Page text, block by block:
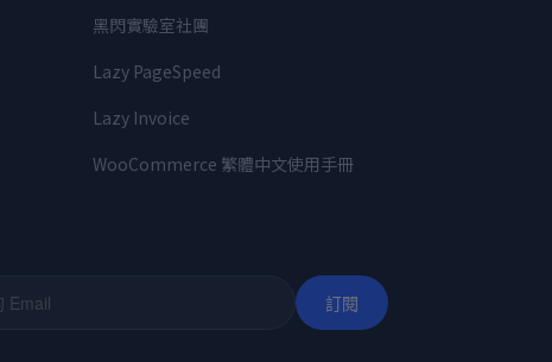
黑閃實驗室社團
Lazy PageSpeed
Lazy Invoice
WooCommerce 繁體中文使用手冊